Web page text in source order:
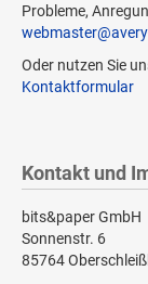
Probleme,
Oder nutzen Sie
Kontaktformular
Kontakt und
bits&paper GmbH
Sonnenstr. 6
85764